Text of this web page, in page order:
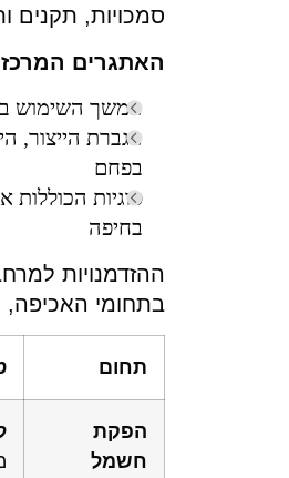
סמכויות, תקנים
האתגרים
המשך השימוש בפחם בתחנת
הגברת הייצור,
בפחם
סוגיות
בחיפה
ההזדמנויות
בתחומי האכיפה,
תחום
הפקת
חשמל